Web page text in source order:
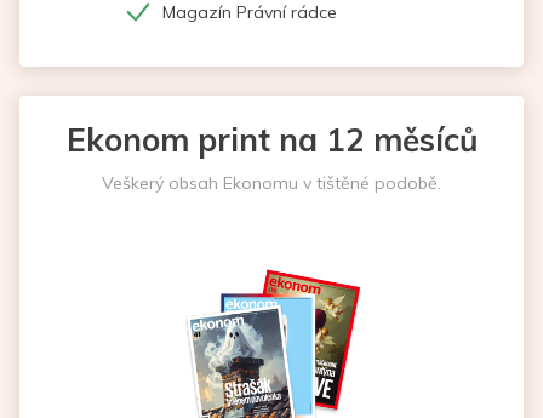
Magazín Právní rádce
Ekonom print na 12 měsíců
Veškerý obsah Ekonomu v tištěné podobě.